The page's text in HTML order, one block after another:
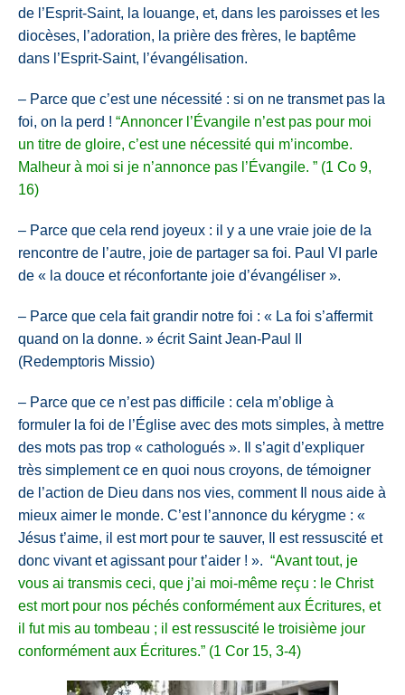
de l’Esprit-Saint, la louange, et, dans les paroisses et les
diocèses, l’adoration, la prière des frères, le baptême
dans l’Esprit-Saint, l’évangélisation.
– Parce que c’est une nécessité : si on ne transmet pas la
foi, on la perd ! “Annoncer l’Évangile n’est pas pour moi
un titre de gloire, c’est une nécessité qui m’incombe.
Malheur à moi si je n’annonce pas l’Évangile. ” (1 Co 9,
16)
– Parce que cela rend joyeux : il y a une vraie joie de la
rencontre de l’autre, joie de partager sa foi. Paul VI parle
de « la douce et réconfortante joie d’évangéliser ».
– Parce que cela fait grandir notre foi : « La foi s’affermit
quand on la donne. » écrit Saint Jean-Paul II
(Redemptoris Missio)
– Parce que ce n’est pas difficile : cela m’oblige à
formuler la foi de l’Église avec des mots simples, à mettre
des mots pas trop « cathologués ». Il s’agit d’expliquer
très simplement ce en quoi nous croyons, de témoigner
de l’action de Dieu dans nos vies, comment Il nous aide à
mieux aimer le monde. C’est l’annonce du kérygme : «
Jésus t’aime, il est mort pour te sauver, Il est ressuscité et
donc vivant et agissant pour t’aider ! ». “Avant tout, je
vous ai transmis ceci, que j’ai moi-même reçu : le Christ
est mort pour nos péchés conformément aux Écritures, et
il fut mis au tombeau ; il est ressuscité le troisième jour
conformément aux Écritures.” (1 Cor 15, 3-4)